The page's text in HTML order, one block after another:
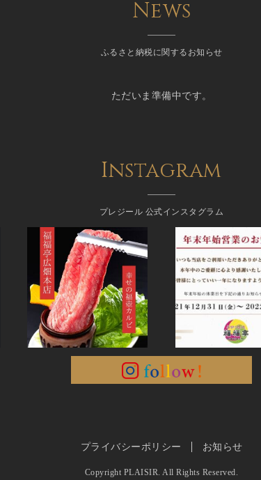
News
ふるさと納税に関するお知らせ
ただいま準備中です。
Instagram
プレジール 公式インスタグラム
プライバシーポリシー お知らせ
Copyright PLAISIR. All Rights Reserved.